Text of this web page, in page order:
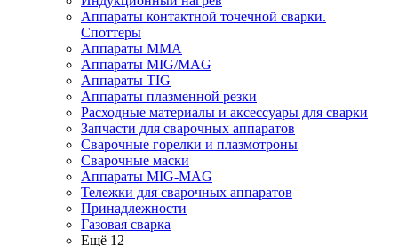
Аппараты контактной точечной сварки.
Споттеры
Аппараты MMA
Аппараты MIG/MAG
Аппараты TIG
Аппараты плазменной резки
Расходные материалы и аксессуары для сварки
Запчасти для сварочных аппаратов
Сварочные горелки и плазмотроны
Сварочные маски
Аппараты MIG-MAG
Тележки для сварочных аппаратов
Принадлежности
Газовая сварка
Ещё 12